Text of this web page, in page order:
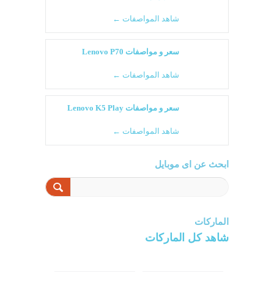
شاهد المواصفات ←
سعر و مواصفات Lenovo P70
شاهد المواصفات ←
سعر و مواصفات Lenovo K5 Play
شاهد المواصفات ←
ابحث عن اى موبايل
الماركات
شاهد كل الماركات